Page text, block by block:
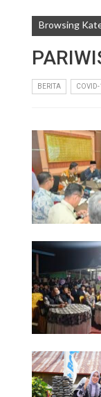
Browsing
BERITA COVID-